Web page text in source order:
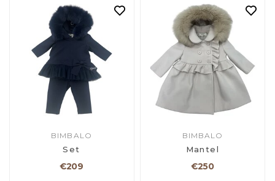
BIMBALO
Set
€209
BIMBALO
Mantel
€250